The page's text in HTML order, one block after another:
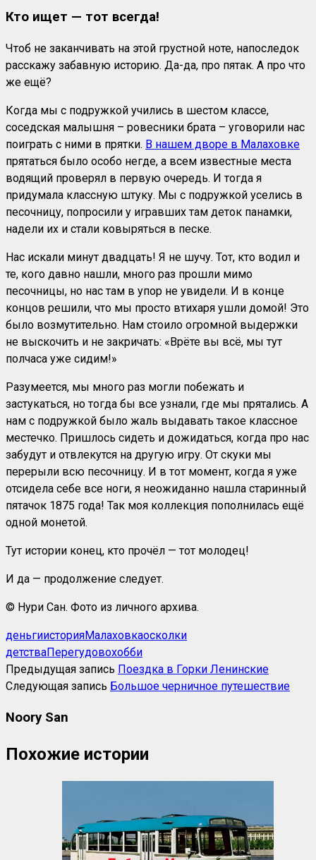
Кто ищет — тот всегда!
Чтоб не заканчивать на этой грустной ноте, напоследок
расскажу забавную историю. Да-да, про пятак. А про что
же ещё?
Когда мы с подружкой учились в шестом классе,
соседская малышня – ровесники брата – уговорили нас
поиграть с ними в прятки. В нашем дворе в Малаховке
прятаться было особо негде, а всем известные места
водящий проверял в первую очередь. И тогда я
придумала классную штуку. Мы с подружкой уселись в
песочницу, попросили у игравших там деток панамки,
надели их и стали ковыряться в песке.
Нас искали минут двадцать! Я не шучу. Тот, кто водил и
те, кого давно нашли, много раз прошли мимо
песочницы, но нас там в упор не увидели. И в конце
концов решили, что мы просто втихаря ушли домой! Это
было возмутительно. Нам стоило огромной выдержки
не выскочить и не закричать: «Врёте вы всё, мы тут
полчаса уже сидим!»
Разумеется, мы много раз могли побежать и
застукаться, но тогда бы все узнали, где мы прятались. А
нам с подружкой было жаль выдавать такое классное
местечко. Пришлось сидеть и дожидаться, когда про нас
забудут и отвлекутся на другую игру. От скуки мы
перерыли всю песочницу. И в тот момент, когда я уже
отсидела себе все ноги, я неожиданно нашла старинный
пятачок 1875 года! Так моя коллекция пополнилась ещё
одной монетой.
Тут истории конец, кто прочёл — тот молодец!
И да — продолжение следует.
© Нури Сан. Фото из личного архива.
деньгиисторияМалаховкаосколки
детстваПерегудовохобби
Предыдущая запись Поездка в Горки Ленинские
Следующая запись Большое черничное путешествие
Noory San
Похожие истории